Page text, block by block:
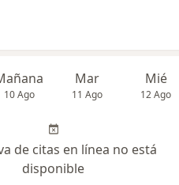
10 Ago
Mar
11 Ago
Mié
12 Ago
de citas en línea no está
disponible